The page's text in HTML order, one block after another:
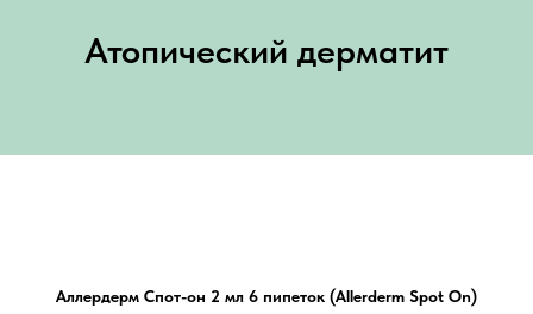
Атопический дерматит
Аллердерм Спот-он 2 мл 6 пипеток (Allerderm Spot On)